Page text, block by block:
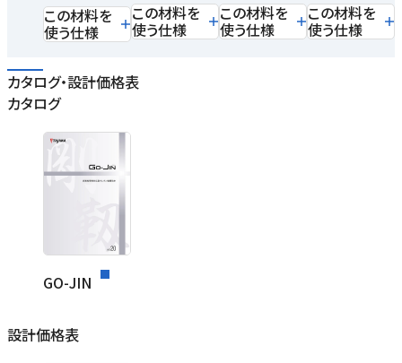
この材料を
使う仕様
この材料を
使う仕様
この材料を
使う仕様
この材料を
使う仕様
カタログ・設計価格表
カタログ
GO-JIN
設計価格表